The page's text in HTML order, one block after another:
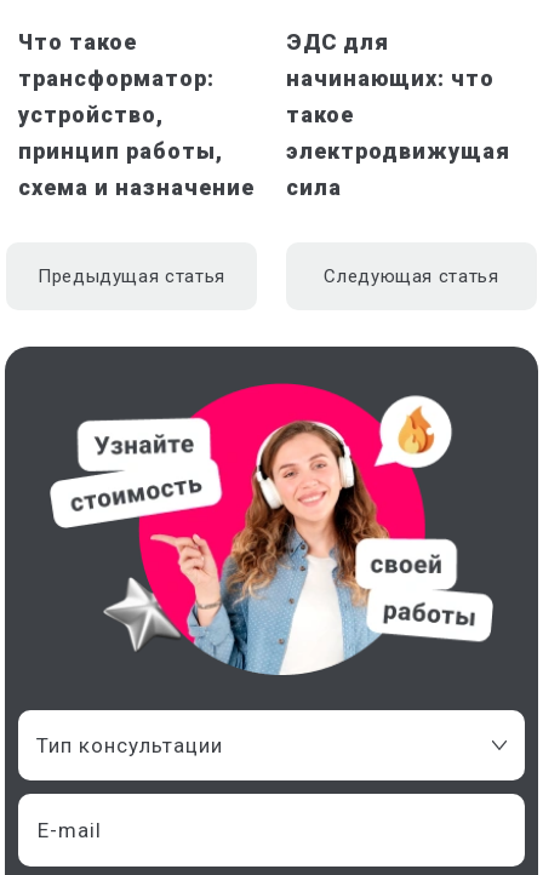
Что такое
трансформатор:
устройство,
принцип работы,
схема и назначение
Предыдущая статья
ЭДС для
начинающих: что
такое
электродвижущая
сила
Следующая статья
Тип консультации